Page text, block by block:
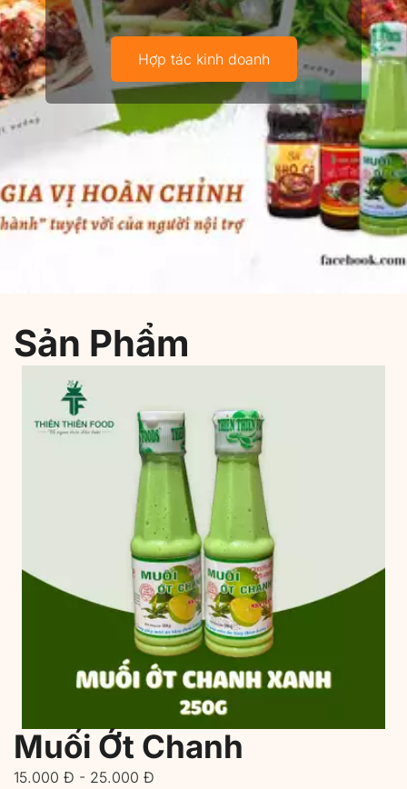
Hợp tác kinh doanh
Tìm hiểu sự khác biệt
Sản Phẩm
Muối Ớt Chanh
15.000 Đ - 25.000 Đ